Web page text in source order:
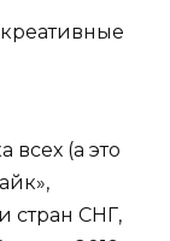
всех (а это
стран СНГ,